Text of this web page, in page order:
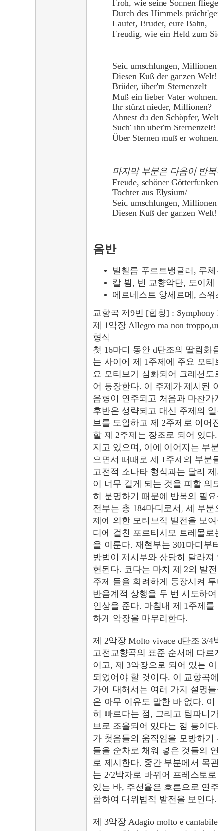
Froh, wie seine Sonnen
Durch des Himmels
Laufet, Brüder, eure Bahn,
Freudig, wie ein Held zum
Seid umschlungen,
Diesen Kuß der ganzen Welt!
Brüder, über'm Sternenzelt
Muß ein lieber Vater wohnen.
Ihr stürzt nieder, Millionen?
Ahnest du den Schöpfer,
Such' ihn über'm Sternenzelt!
Über Sternen muß er
마지막 부분은 다음이 반
Freude, schöner Götterfunken
Tochter aus Elysium/
Seid umschlungen,
Diesen Kuß der ganzen Welt!
음반
빌헬름 푸르트뱅글러 , 루
칼 뵘 , 빈 교향악단, 도이체
에르네스트 앙세르메, 스위
교향곡 제9번 [합창] : Symphony
제 1악장 Allegro ma non
형식
첫 16마디 동안 d단조의 딸림화
는 사이에 제 1주제에 주요 모
요 모티브가 심화되어 크레선
어 등장한다. 이 주제가 제시된
음형이 연주되고 처음과 마찬
후반은 생략되고 대신 주제의
브를 도입하고 제 2주제로 이어
할 제 2주제는 장조로 되어 있
지고 있으며, 이에 이어지는 부
으면서 때때로 제 1주제의 부분
고전적 소나타 형식과는 달리
이 너무 길게 되는 것을 피할 의
히 분명하기 때문에 반복의 필
전부는 총 184마디로서, 세 부
제에 의한 모티브적 발전을 보
디에 걸친 포르티시모 트레몰
을 이룬다. 재현부는 301마디부
방법이 제시부와 상당히 달라
현된다. 코다는 마치 제 2의 발
주제 들을 화려하게 등장시켜
반음계적 상행을 두 번 시도하
인상을 준다. 마침내 제 1주제
하게 악장을 마무리한다.
제 2악장 Molto vivace d단조 3/4
고전교향곡의 표준 순서에 따
이고, 제 3악장으로 되어 있는
되었어야 할 것이다. 이 교향곡
가에 대해서는 여러 가지 설명
은 아무 이유도 말한 바 없다.
히 빠르다는 점, 그리고 팀파니
브로 조율되어 있다는 점 등이
가 첫음들의 움직임을 모방하
들을 순차로 채워 넣은 것들의
로 제시한다. 중간 부분에서 목
는 2/2박자로 바뀌어 프레스토
있는 바, 주선율은 호른으로 연
합하여 대위법적 발전을 보인다.
제 3악장 Adagio molto e